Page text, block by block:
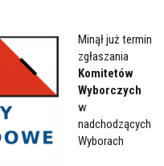
Minął już termin
zgłaszania
Komitetów
Wyborczych
w
nadchodzących
Wyborach